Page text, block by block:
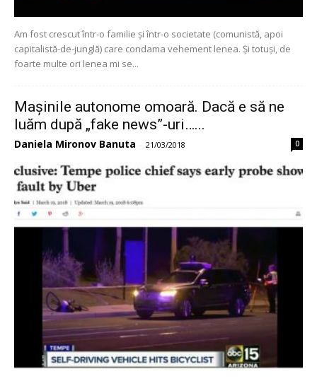
Am fost crescut într-o familie și într-o societate (comunistă, apoi
capitalistă-de-junglă) care condama vehement lenea. Și totuși, de
foarte multe ori lenea mi se...
Mașinile autonome omoară. Dacă e să ne
luăm după „fake news”-uri…...
Daniela Mironov Banuta - 21/03/2018 0